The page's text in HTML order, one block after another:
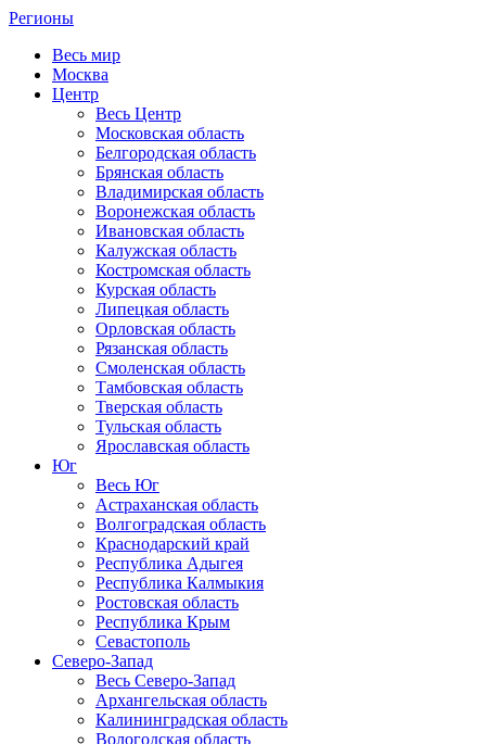
Регионы
Весь мир
Москва
Центр
Весь Центр
Московская область
Белгородская область
Брянская область
Владимирская область
Воронежская область
Ивановская область
Калужская область
Костромская область
Курская область
Липецкая область
Орловская область
Рязанская область
Смоленская область
Тамбовская область
Тверская область
Тульская область
Ярославская область
Юг
Весь Юг
Астраханская область
Волгоградская область
Краснодарский край
Республика Адыгея
Республика Калмыкия
Ростовская область
Республика Крым
Севастополь
Северо-Запад
Весь Северо-Запад
Архангельская область
Калининградская область
Вологодская область